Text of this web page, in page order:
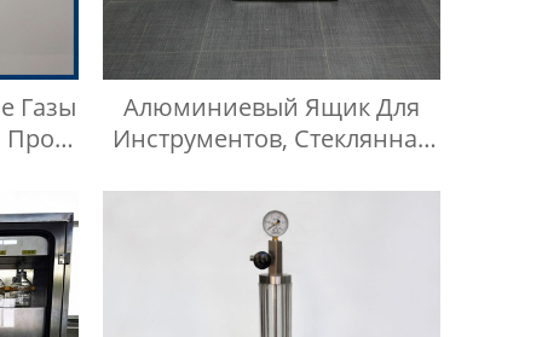
Газы
Проб
Алюминиевый Ящик Для
Инструментов, Стеклянная
Защитный Чехол